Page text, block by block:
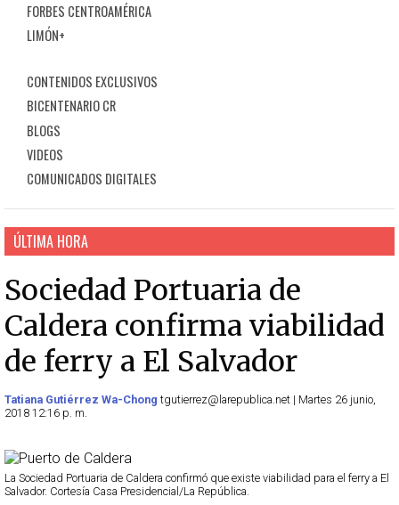
FORBES CENTROAMÉRICA
LIMÓN+
CONTENIDOS EXCLUSIVOS
BICENTENARIO CR
BLOGS
VIDEOS
COMUNICADOS DIGITALES
ÚLTIMA HORA
Sociedad Portuaria de
Caldera confirma viabilidad
de ferry a El Salvador
Tatiana Gutiérrez Wa-Chong tgutierrez@larepublica.net | Martes 26 junio,
2018 12:16 p. m.
La Sociedad Portuaria de Caldera confirmó que existe viabilidad para el ferry a El
Salvador. Cortesía Casa Presidencial/La República.